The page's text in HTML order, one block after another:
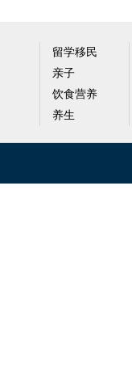
留学移民
亲子
饮食营养
养生